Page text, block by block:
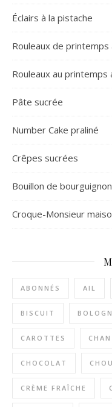
Éclairs à la pistache
Rouleaux de
Rouleaux au
Pâte sucrée
Number Cake praliné
Crêpes sucrées
Bouillon de bourguignon
Croque-Monsieur
ABONNÉS AIL
BISCUIT
CAROTTES
CHOCOLAT
CRÈME FRAÎCHE